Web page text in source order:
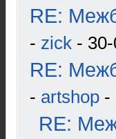
RE:
- zick -
RE:
- artshop -
RE: